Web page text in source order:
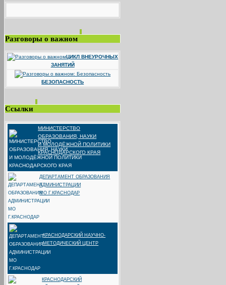
Разговоры о важном
ЦИКЛ ВНЕУРОЧНЫХ
ЗАНЯТИЙ
БЕЗОПАСНОСТЬ
Ссылки
МИНИСТЕРСТВО
ОБРАЗОВАНИЯ, НАУКИ
И МОЛОДЁЖНОЙ ПОЛИТИКИ
КРАСНОДАРСКОГО КРАЯ
ДЕПАРТАМЕНТ ОБРАЗОВАНИЯ
АДМИНИСТРАЦИИ
МО Г.КРАСНОДАР
КРАСНОДАРСКИЙ НАУЧНО-
МЕТОДИЧЕСКИЙ ЦЕНТР
КРАСНОДАРСКИЙ